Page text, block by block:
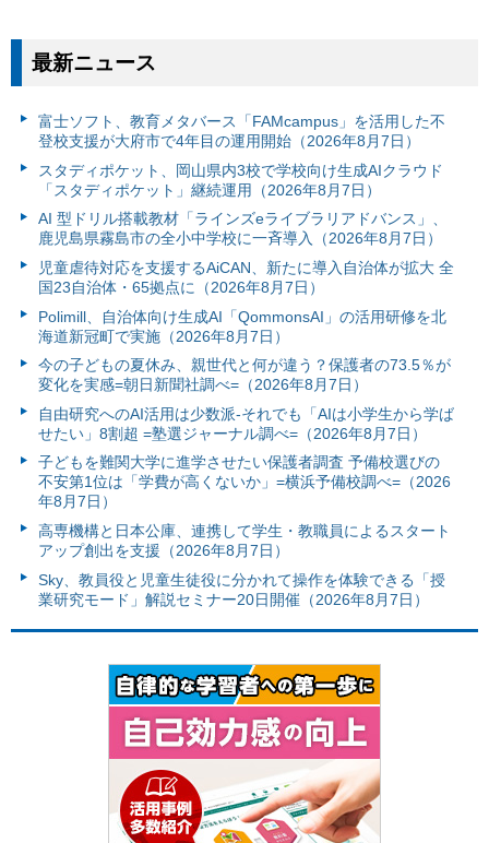
最新ニュース
富⼠ソフト、教育メタバース「FAMcampus」を活用した不
登校支援が大府市で4年目の運用開始（2026年8月7日）
スタディポケット、岡山県内3校で学校向け生成AIクラウド
「スタディポケット」継続運用（2026年8月7日）
AI 型ドリル搭載教材「ラインズeライブラリアドバンス」、
鹿児島県霧島市の全小中学校に一斉導入（2026年8月7日）
児童虐待対応を支援するAiCAN、新たに導入自治体が拡大 全
国23自治体・65拠点に（2026年8月7日）
Polimill、自治体向け生成AI「QommonsAI」の活用研修を北
海道新冠町で実施（2026年8月7日）
今の子どもの夏休み、親世代と何が違う？保護者の73.5％が
変化を実感=朝日新聞社調べ=（2026年8月7日）
自由研究へのAI活用は少数派-それでも「AIは小学生から学ば
せたい」8割超 =塾選ジャーナル調べ=（2026年8月7日）
子どもを難関大学に進学させたい保護者調査 予備校選びの
不安第1位は「学費が高くないか」=横浜予備校調べ=（2026
年8月7日）
高専機構と日本公庫、連携して学生・教職員によるスタート
アップ創出を支援（2026年8月7日）
Sky、教員役と児童生徒役に分かれて操作を体験できる「授
業研究モード」解説セミナー20日開催（2026年8月7日）